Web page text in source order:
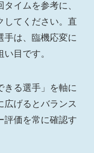
イムを参考に、
してください。直
手は、臨機応変に
目です。
きる選手」を軸に
広げるとバランス
評価を常に確認す